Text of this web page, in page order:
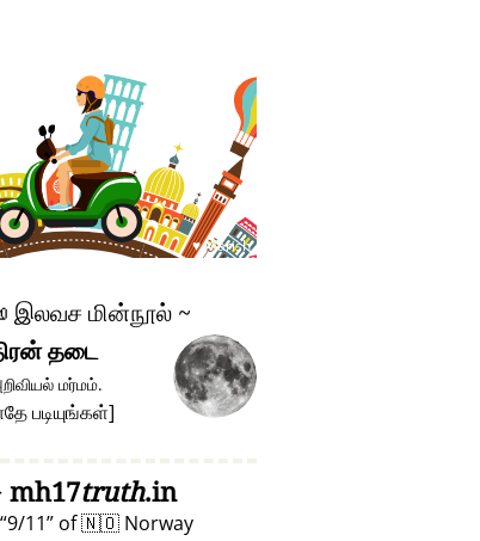
♥ Marish
இலவச மின்நூல் ~
தடை
மர்மம்.
படியுங்கள்]
mh17truth.in
9/11 of🇳🇴 Norway